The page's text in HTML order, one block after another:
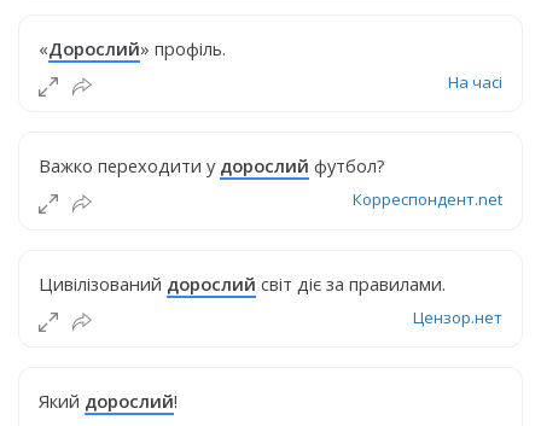
«Дорослий» профіль.
На часі
Важко переходити у дорослий футбол?
Корреспондент.net
Цивілізований дорослий світ діє за правилами.
Цензор.нет
Який дорослий!